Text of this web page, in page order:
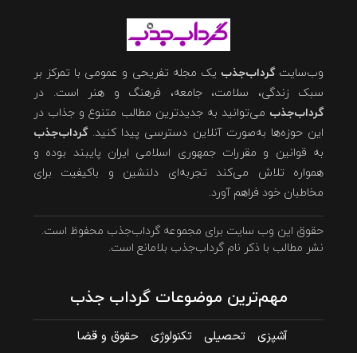
وب‌سایتگرداب‌جذب یک مجله تفریحی و عمومی با تمرکز بر
سبک زندگی، سلامت، جامعه، فرهنگ و هنر است. در
گرداب‌جذب می‌توانید به جدیدترین مطالب متنوع و جذاب در
این حوزه‌ها به‌صورت آنلاین دسترسی پیدا کنید.گرداب‌جذب
به قوانین و مقررات جمهوری اسلامی ایران پایبند بوده و
همواره تلاش می‌کند تجربه‌ای دلنشین و باکیفیت برای
مخاطبان خود فراهم آورد.
حقوق این وب سایت برای مجموعه گرداب‌جذب محفوظ است.
نشر مطالب با ذکر نام گرداب‌جذب بلامانع است.
مهم‌ترین موضوعات گرداب جذب
آشپزی تحصیلی تکنولوژی
حقوق و قضا